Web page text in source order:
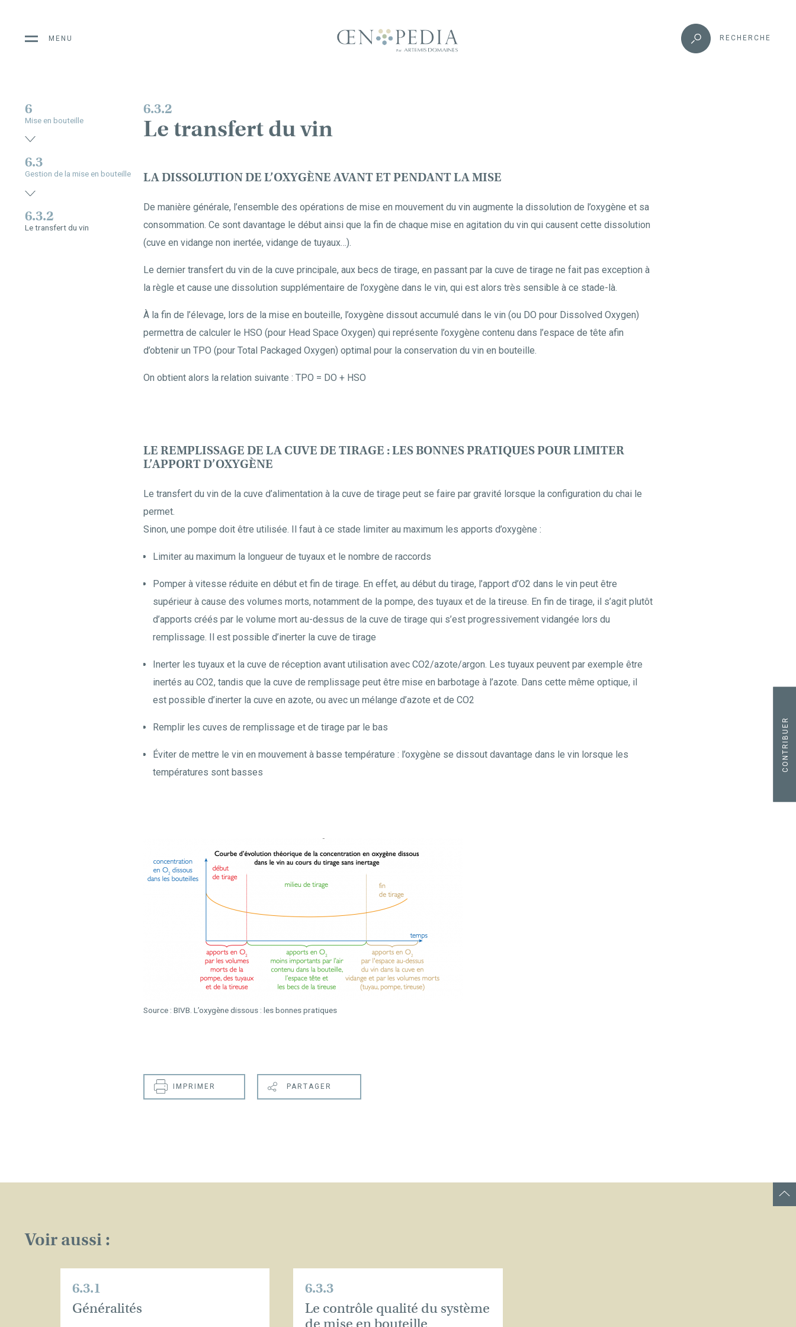
MENU RECHERCHE
6.3.2
Le transfert du vin
LA DISSOLUTION DE L’OXYGÈNE AVANT ET PENDANT LA MISE
De manière générale, l’ensemble des opérations de mise en mouvement du vin augmente la dissolution de l’oxygène et sa
consommation. Ce sont davantage le début ainsi que la fin de chaque mise en agitation du vin qui causent cette dissolution
(cuve en vidange non inertée, vidange de tuyaux…).
Le dernier transfert du vin de la cuve principale, aux becs de tirage, en passant par la cuve de tirage ne fait pas exception à
la règle et cause une dissolution supplémentaire de l’oxygène dans le vin, qui est alors très sensible à ce stade-là.
À la fin de l’élevage, lors de la mise en bouteille, l’oxygène dissout accumulé dans le vin (ou DO pour Dissolved Oxygen)
permettra de calculer le HSO (pour Head Space Oxygen) qui représente l’oxygène contenu dans l’espace de tête afin
d’obtenir un TPO (pour Total Packaged Oxygen) optimal pour la conservation du vin en bouteille.
On obtient alors la relation suivante : TPO = DO + HSO
LE REMPLISSAGE DE LA CUVE DE TIRAGE : LES BONNES PRATIQUES POUR LIMITER
L’APPORT D’OXYGÈNE
Le transfert du vin de la cuve d’alimentation à la cuve de tirage peut se faire par gravité lorsque la configuration du chai le
permet.
Sinon, une pompe doit être utilisée. Il faut à ce stade limiter au maximum les apports d’oxygène :
Limiter au maximum la longueur de tuyaux et le nombre de raccords
Pomper à vitesse réduite en début et fin de tirage. En effet, au début du tirage, l’apport d’O2 dans le vin peut être
supérieur à cause des volumes morts, notamment de la pompe, des tuyaux et de la tireuse. En fin de tirage, il s’agit plutôt
d’apports créés par le volume mort au-dessus de la cuve de tirage qui s’est progressivement vidangée lors du
remplissage. Il est possible d’inerter la cuve de tirage
Inerter les tuyaux et la cuve de réception avant utilisation avec CO2/azote/argon. Les tuyaux peuvent par exemple être
inertés au CO2, tandis que la cuve de remplissage peut être mise en barbotage à l’azote. Dans cette même optique, il
est possible d’inerter la cuve en azote, ou avec un mélange d’azote et de CO2
Remplir les cuves de remplissage et de tirage par le bas
Éviter de mettre le vin en mouvement à basse température : l’oxygène se dissout davantage dans le vin lorsque les
températures sont basses
Source : BIVB. L’oxygène dissous : les bonnes pratiques
CONTRIBUER
IMPRIMER PARTAGER
6
Mise en bouteille
6.3
Gestion de la mise en bouteille
6.3.2
Le transfert du vin
Voir aussi :
6.3.1
Généralités
6.3.3
Le contrôle qualité du système
de mise en bouteille